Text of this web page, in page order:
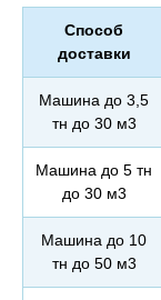
Способ
доставки
Машина до 3,5
тн до 30 м3
Машина до 5 тн
до 30 м3
Машина до 10
тн до 50 м3